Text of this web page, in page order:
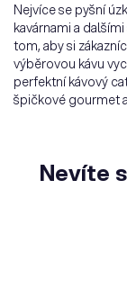
Nejvíce se pyšní
kavárnami a
tom, aby si
výběrovou kávu
perfektní kávový
špičkové gourmet
Nevíte